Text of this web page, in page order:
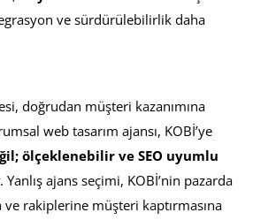
ve sürdürülebilirlik daha
doğrudan müşteri kazanımına
web tasarım ajansı, KOBİ’ye
ölçeklenebilir ve SEO uyumlu
ajans seçimi, KOBİ’nin pazarda
ve rakiplerine müşteri kaptırmasına